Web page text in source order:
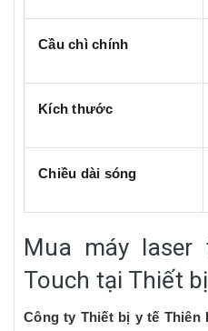
Cầu chì chính
Kích thước
Chiều dài sóng
Mua máy laser
Touch tại Thiết
Công ty Thiết bị y tế Thiên